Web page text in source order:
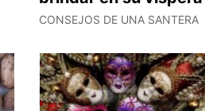
CONSEJOS DE UNA SANTERA